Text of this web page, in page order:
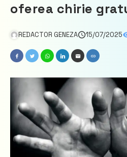
oferea chirie
REDACTOR GENEZA 15/07/2025